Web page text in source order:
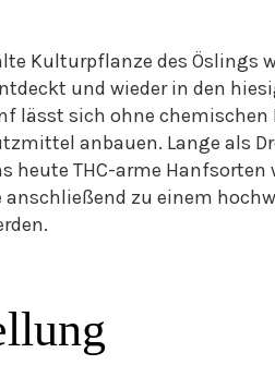
Kulturpflanze des Öslings
und wieder in den
lässt sich ohne chemischen
anbauen. Lange als
heute THC-arme Hanfsorten
anschließend zu einem